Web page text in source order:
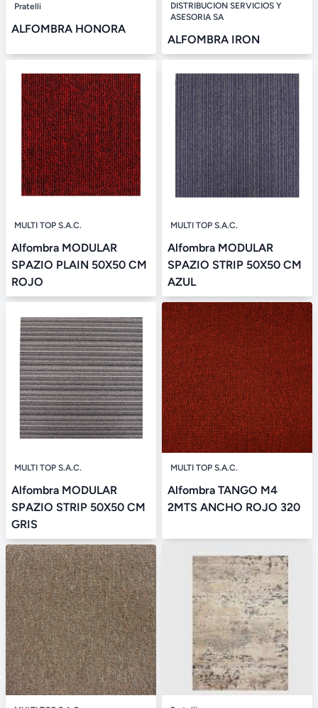
Pratelli
ALFOMBRA HONORA
DISTRIBUCION SERVICIOS Y
ASESORIA SA
ALFOMBRA IRON
MULTI TOP S.A.C.
Alfombra MODULAR
SPAZIO PLAIN 50X50 CM
ROJO
MULTI TOP S.A.C.
Alfombra MODULAR
SPAZIO STRIP 50X50 CM
AZUL
MULTI TOP S.A.C.
Alfombra MODULAR
SPAZIO STRIP 50X50 CM
GRIS
MULTI TOP S.A.C.
Alfombra TANGO M4
2MTS ANCHO ROJO 320